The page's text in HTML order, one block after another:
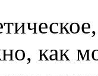
как